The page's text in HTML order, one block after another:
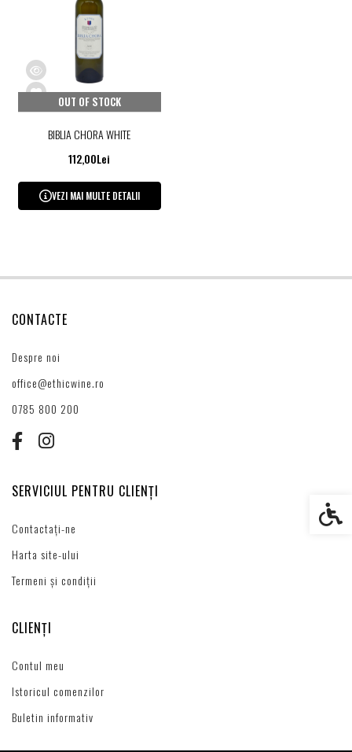
OUT OF STOCK
BIBLIA CHORA WHITE
112,00Lei
VEZI MAI MULTE DETALII
CONTACTE
Despre noi
office@ethicwine.ro
0785 800 200
SERVICIUL PENTRU CLIENȚI
Contactați-ne
Harta site-ului
Termeni și condiții
CLIENȚI
Contul meu
Istoricul comenzilor
Buletin informativ
Setări